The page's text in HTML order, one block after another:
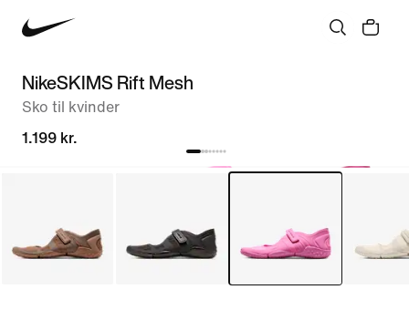
NikeSKIMS Rift Mesh
Sko til kvinder
1.199 kr.